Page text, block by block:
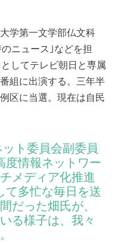
学第一文学部仏文科
ニュース｣などを担
してテレビ朝日と専属
組に出演する。三年半
区に当選。現在は自民
ト委員会副委員
度情報ネットワー
メディア化推進
て多忙な毎日を送
だった畑氏が、
る様子は、我々